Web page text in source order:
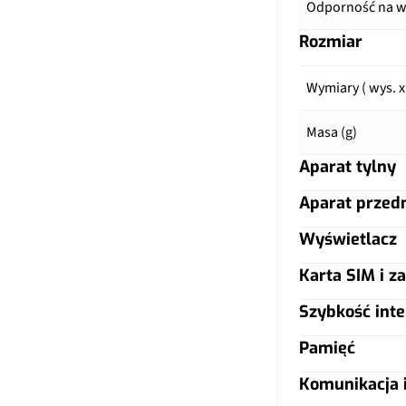
Odporność na
Rozmiar
Wymiary ( wys.
Masa (g)
Aparat tylny
Główny aparat
Autofocus
Lampa błyskowa
Przysłona
Aparat
Główny aparat
Autofocus
Przysłona
Wyświetlacz
Typ ekranu
Rozdzielczość
Karta SIM i
Typ karty SIM
Szybkość
LTE
Pamięć
Warianty pamięci
Komunikacja